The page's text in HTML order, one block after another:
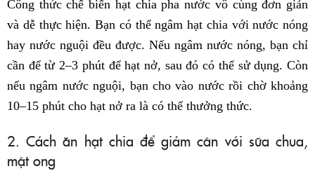
Công thức chế biến hạt chia pha nước vô cùng đơn giản
và dễ thực hiện. Bạn có thể ngâm hạt chia với nước nóng
hay nước nguội đều được. Nếu ngâm nước nóng, bạn chỉ
cần để từ 2–3 phút để hạt nở, sau đó có thể sử dụng. Còn
nếu ngâm nước nguội, bạn cho vào nước rồi chờ khoảng
10–15 phút cho hạt nở ra là có thể thưởng thức.
2. Cách ăn hạt chia để giảm cân với sữa chua,
mật ong